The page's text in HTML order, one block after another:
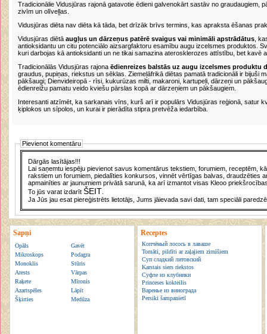
Tradicionālie Vidusjūras rajonā gatavotie ēdieni galvenokārt sastāv no graudaugiem,
zivīm un olīveļļas.
Vidusjūras diēta nav diēta kā tāda, bet drīzāk brīvs termins, kas apraksta ēšanas
Vidusjūras diētā augļus un dārzeņus patērē svaigus vai minimāli apstrādātus ,
antioksidantu un citu potenciālo aizsargfaktoru esamību augu izcelsmes produktos.
kuri darbojas kā antioksidanti un ne tikai samazina aterosklerozes attīstību, bet kavē
Tradicionālās Vidusjūras rajona ēdienreizes balstās uz augu izcelsmes produktu
graudus, pupiņas, riekstus un sēklas. Ziemeļāfrikā diētas pamatā tradicionāli ir bijuši
pākšaugi; Dienvideiropā - rīsi, kukurūzas milti, makaroni, kartupeļi, dārzeņi un
ēdienreižu pamatu veido kviešu pārslas kopā ar dārzeņiem un pākšaugiem.
Interesanti atzīmēt, ka sarkanais vīns, kurš arī ir populārs Vidusjūras reģionā, satur
ķiplokos un sīpolos, un kurai ir pierādīta stipra pretvēža iedarbība.
Pievienot komentāru
Dārgās lasītājas!!!
Lai saņemtu iespēju pievienot savus komentārus tekstiem, forumiem, receptēm,
rakstiem un forumiem, piedalīties konkursos, vinnēt vērtīgas balvas, draudzēties
apmainīties ar jaunumiem privātā sarunā, ka arī izmantot visas Kleoo
To jūs varat izdarītŠEIT
Ja Jūs jau esat piereģistrēts lietotājs, Jums jāievada savi dati, tam speciāli
Sapņi
Opāls
Gavēt
Mikroskops
Podagra
Monoklis
Stūris
Arests
Vārpas
Raķete
Mīronis
Azartspēles
Lāpīt
Šķirties
Medūza
Receptes
Копчёный лосось в лаваше
Tomāti, pildīti ar zaļajiem zirnīšiem
Суп сладкий литовский
Karstais siers riekstos
Суфле из клубники
Princeses kokteilis
Варенье из винограда
Persiki šampanietī